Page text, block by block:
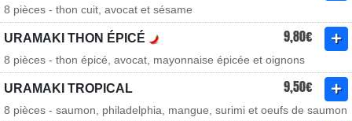
8 pièces - thon cuit, avocat et sésame
URAMAKI THON ÉPICÉ 9,80€
8 pièces - thon épicé, avocat, mayonnaise épicée et oignons
URAMAKI TROPICAL 9,50€
8 pièces - saumon, philadelphia, mangue, surimi et oeufs de saumon